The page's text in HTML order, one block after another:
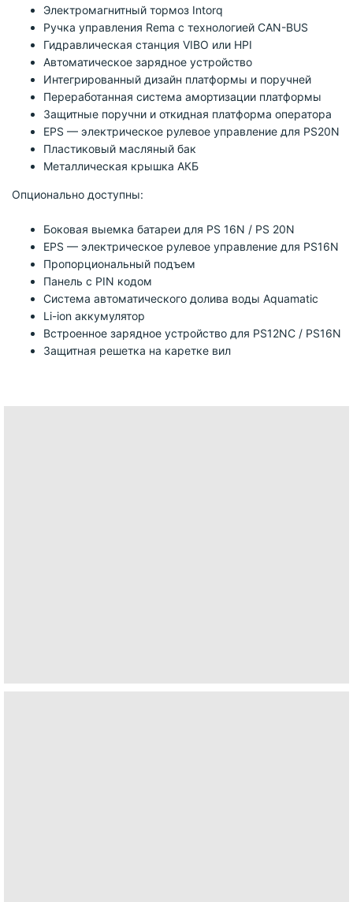
Электромагнитный тормоз Intorq
Ручка управления Rema с технологией CAN-BUS
Гидравлическая станция VIBO или HPI
Автоматическое зарядное устройство
Интегрированный дизайн платформы и поручней
Переработанная система амортизации платформы
Защитные поручни и откидная платформа оператора
EPS — электрическое рулевое управление для PS20N
Пластиковый масляный бак
Металлическая крышка АКБ
Опционально доступны:
Боковая выемка батареи для PS 16N / PS 20N
EPS — электрическое рулевое управление для PS16N
Пропорциональный подъем
Панель с PIN кодом
Система автоматического долива воды Aquamatic
Li-ion аккумулятор
Встроенное зарядное устройство для PS12NC / PS16N
Защитная решетка на каретке вил